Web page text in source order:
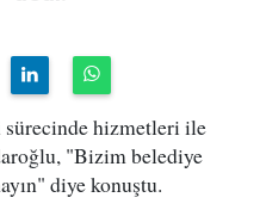
hizmetleri ile
"Bizim belediye
diye konuştu.